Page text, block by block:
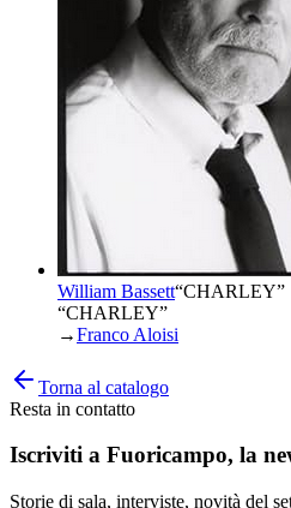
William Bassett“CHARLEY”
“CHARLEY”
→Franco Aloisi
Torna al catalogo
Resta in contatto
Iscriviti a Fuoricampo, la
Storie di sala, interviste, novità del